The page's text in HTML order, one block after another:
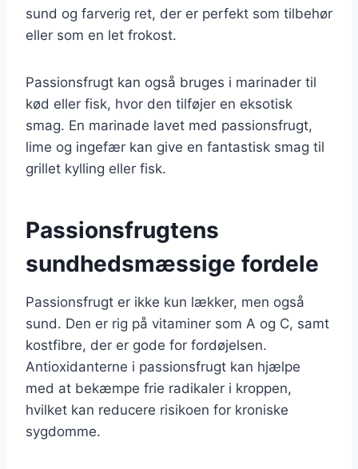
sund og farverig ret, der er perfekt som tilbehør
eller som en let frokost.
Passionsfrugt kan også bruges i marinader til
kød eller fisk, hvor den tilføjer en eksotisk
smag. En marinade lavet med passionsfrugt,
lime og ingefær kan give en fantastisk smag til
grillet kylling eller fisk.
Passionsfrugtens
sundhedsmæssige fordele
Passionsfrugt er ikke kun lækker, men også
sund. Den er rig på vitaminer som A og C, samt
kostfibre, der er gode for fordøjelsen.
Antioxidanterne i passionsfrugt kan hjælpe
med at bekæmpe frie radikaler i kroppen,
hvilket kan reducere risikoen for kroniske
sygdomme.